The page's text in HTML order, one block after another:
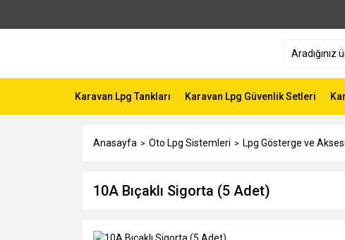
Karavan Lpg Tankları Karavan Lpg Güvenlik Setleri
Anasayfa Oto Lpg Sistemleri Lpg Gösterge ve
10A Bıçaklı Sigorta (5 Adet)